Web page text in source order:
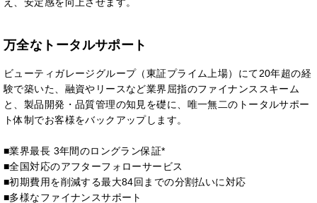
万全なトータルサポート
ビューティガレージグループ（東証プライム上場）にて20年超の経
験で築いた、融資やリースなど業界屈指のファイナンススキーム
と、製品開発・品質管理の知見を礎に、唯一無二のトータルサポー
ト体制でお客様をバックアップします。
■業界最長 3年間のロングラン保証*
■全国対応のアフターフォローサービス
■初期費用を削減する最大84回までの分割払いに対応
■多様なファイナンスサポート